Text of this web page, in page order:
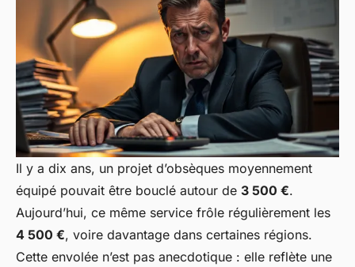
Il y a dix ans, un projet d’obsèques moyennement
équipé pouvait être bouclé autour de 3 500 €.
Aujourd’hui, ce même service frôle régulièrement les
4 500 €, voire davantage dans certaines régions.
Cette envolée n’est pas anecdotique : elle reflète une